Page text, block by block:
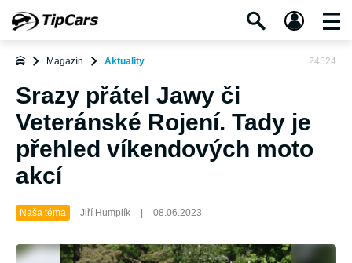
Magazín Aktuality 24524
Srazy přátel Jawy či
Veteránské Rojení. Tady je
přehled víkendových moto
akcí
Naša téma Jiří Humplík 08.06.2023